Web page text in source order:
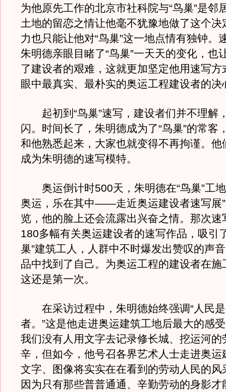
为他原先工作的北京市社科院与“鸟巢”是邻
土地的留恋之情让他毫不犹豫地做了这个决
力也只能让他对“鸟巢”这一地点情有独钟。
朱明德亲眼目睹了“鸟巢”一天天的变化，也
了建设者的艰难，这就更加坚定他用速写方
眼中最真实、最朴实的奥运工程建设者的决
起初到“鸟巢”速写，建设者们并不理解
闪。时间长了，朱明德成为了“鸟巢”的常客
和他熟悉起来，大家也就变得不再拘谨。他
成为朱明德的速写模特。
奥运倒计时500天，朱明德在“鸟巢”工地
奥运，乐在其中――走近奥运建设者速写展
览，他的脸上还会流露出兴奋之情。那次速
180多幅有关奥运建设者的速写作品，吸引
巢”建筑工人，人群中不时爆发出赞叹的声
品中找到了自己。为奥运工程的建设者在施
这还是第一次。
在采访过程中，朱明德始终强调“人民是
者。”这是他走进奥运建筑工地后最大的感
我们没有人用文字去记录修长城、挖运河的
辛，但如今，他号召各界艺术人士走进奥运
文字、图像将实实在在看到的劳动人民的风
因为只有那些普普通通、辛勤劳动的身影才